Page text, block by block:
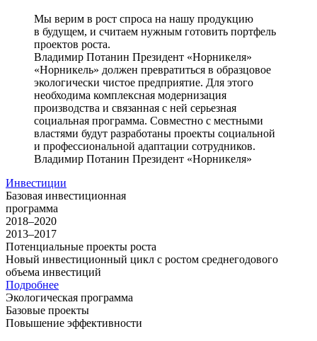
Мы верим в рост спроса на нашу продукцию
в будущем, и считаем нужным готовить портфель
проектов роста.
Владимир Потанин Президент «Норникеля»
«Норникель» должен превратиться в образцовое
экологически чистое предприятие. Для этого
необходима комплексная модернизация
производства и связанная с ней серьезная
социальная программа. Совместно с местными
властями будут разработаны проекты социальной
и профессиональной адаптации сотрудников.
Владимир Потанин Президент «Норникеля»
Инвестиции
Базовая инвестиционная
программа
2018–2020
2013–2017
Потенциальные проекты роста
Новый инвестиционный цикл с ростом среднегодового
объема инвестиций
Подробнее
Экологическая программа
Базовые проекты
Повышение эффективности